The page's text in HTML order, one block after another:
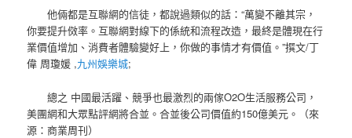
他倆都是互聯網的信徒，都說過類似的話：“萬變不離其宗，
你要提升傚率。互聯網對線下的係統和流程改造，最終是體現在行
業價值增加、消費者體驗變好上，你做的事情才有價值。”撰文/丁
偉 周瓊媛 ,九州娛樂城;
總之 中國最活躍、競爭也最激烈的兩傢O2O生活服務公司，
美團網和大眾點評網將合並。合並後公司價值約150億美元。（來
源：商業周刊）